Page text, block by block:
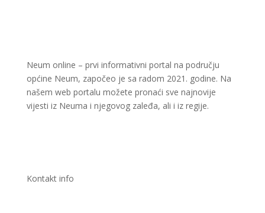
Neum online – prvi informativni portal na području
općine Neum, započeo je sa radom 2021. godine. Na
našem web portalu možete pronaći sve najnovije
vijesti iz Neuma i njegovog zaleđa, ali i iz regije.
Kontakt info